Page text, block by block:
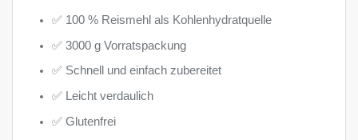
✅ 100 % Reismehl als Kohlenhydratquelle
✅ 3000 g Vorratspackung
✅ Schnell und einfach zubereitet
✅ Leicht verdaulich
✅ Glutenfrei